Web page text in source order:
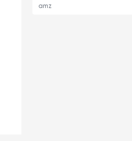
amz